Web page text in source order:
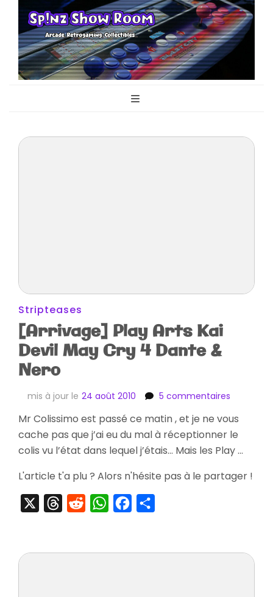
Sp!nz Show
Room
Stripteases
[Arrivage] Play Arts Kai
Devil May Cry 4 Dante &
Nero
mis à jour le 24 août 2010 5 commentaires
Play
Arts
Kai
Devil
May
Cry
Mr Colissimo est passé ce matin , et je ne vous
cache pas que j’ai eu du mal à réceptionner le
colis vu l’état dans lequel j’étais… Mais les Play …
L'article t'a plu ? Alors n'hésite pas à le partager !
ThreadsRedditWhatsAppFacebook